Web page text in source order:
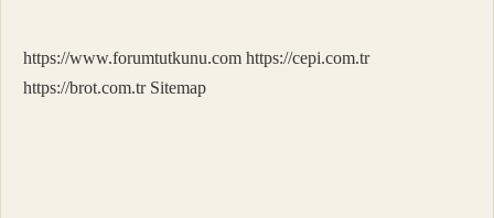
https://www.forumtutkunu.com https://cepi.com.tr
https://brot.com.tr Sitemap